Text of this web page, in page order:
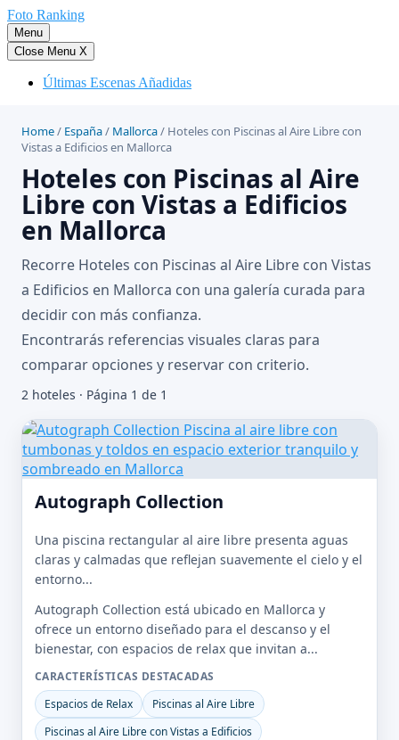
Saltar
al
contenido
Foto Ranking
Menu
Close Menu X
Últimas Escenas Añadidas
Home/ España/ Mallorca/ Hoteles con Piscinas al Aire Libre con
Vistas a Edificios en Mallorca
Hoteles con Piscinas al Aire
Libre con Vistas a Edificios
en Mallorca
Recorre Hoteles con Piscinas al Aire Libre con Vistas
a Edificios en Mallorca con una galería curada para
decidir con más confianza.
Encontrarás referencias visuales claras para
comparar opciones y reservar con criterio.
2 hoteles · Página 1 de 1
Autograph Collection
Una piscina rectangular al aire libre presenta aguas
claras y calmadas que reflejan suavemente el cielo y el
entorno...
Autograph Collection está ubicado en Mallorca y
ofrece un entorno diseñado para el descanso y el
bienestar, con espacios de relax que invitan a...
CARACTERÍSTICAS DESTACADAS
Espacios de Relax
Piscinas al Aire Libre
Piscinas al Aire Libre con Vistas a Edificios